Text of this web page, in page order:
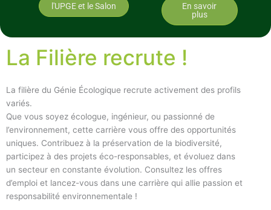
l'UPGE et le Salon
En savoir
plus
La Filière recrute !
La filière du Génie Écologique recrute activement des profils
variés.
Que vous soyez écologue, ingénieur, ou passionné de
l’environnement, cette carrière vous offre des opportunités
uniques. Contribuez à la préservation de la biodiversité,
participez à des projets éco-responsables, et évoluez dans
un secteur en constante évolution. Consultez les offres
d’emploi et lancez-vous dans une carrière qui allie passion et
responsabilité environnementale !